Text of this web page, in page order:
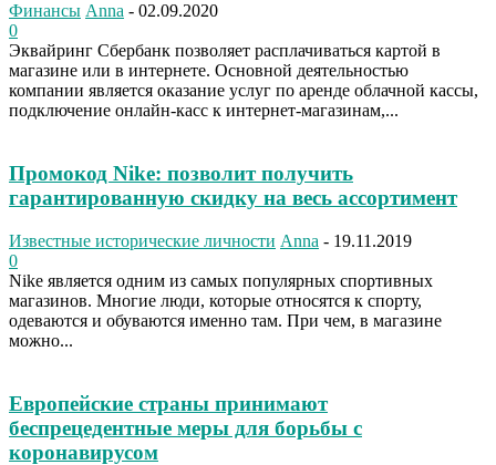
Финансы Anna - 02.09.2020
0
Эквайринг Сбербанк позволяет расплачиваться картой в
магазине или в интернете. Основной деятельностью
компании является оказание услуг по аренде облачной кассы,
подключение онлайн-касс к интернет-магазинам,...
Промокод Nike: позволит получить
гарантированную скидку на весь ассортимент
Известные исторические личности Anna - 19.11.2019
0
Nike является одним из самых популярных спортивных
магазинов. Многие люди, которые относятся к спорту,
одеваются и обуваются именно там. При чем, в магазине
можно...
Европейские страны принимают
беспрецедентные меры для борьбы с
коронавирусом